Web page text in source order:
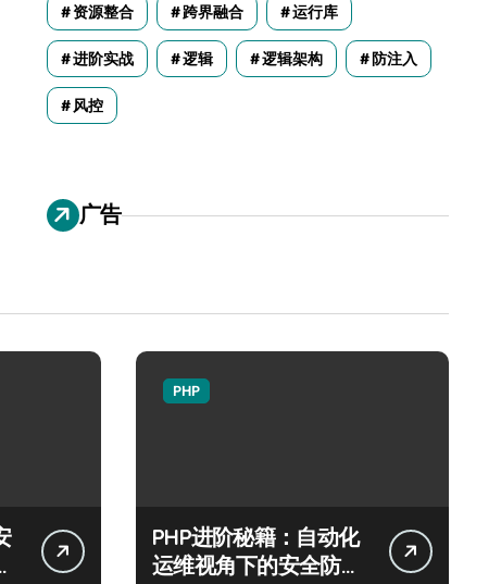
资源整合 跨界融合 运行库
进阶实战 逻辑 逻辑架构 防注入
风控
广告
PHP
PHP进阶秘籍：自动化
运维视角下的安全防注